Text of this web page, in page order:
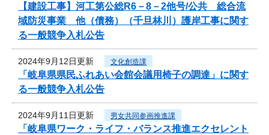
【建設工事】河工第公総R6－8－2他号/公共 総合流
域防災事業 他（債務）（千旦林川）護岸工事に関す
る一般競争入札公告
2024年9月12日更新 文化創造課
「岐阜県県民ふれあい会館会議用椅子の調達」に関す
る一般競争入札公告
2024年9月11日更新 男女共同参画推進課
「岐阜県ワーク・ライフ・バランス推進エクセレント